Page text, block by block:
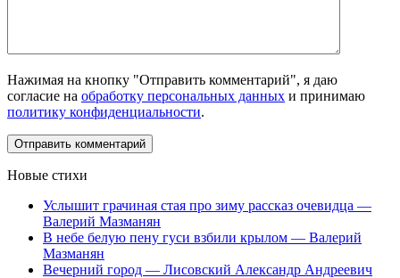
Нажимая на кнопку "Отправить комментарий", я даю
согласие на обработку персональных данных и принимаю
политику конфиденциальности.
Новые стихи
Услышит грачиная стая про зиму рассказ очевидца —
Валерий Мазманян
В небе белую пену гуси взбили крылом — Валерий
Мазманян
Вечерний город — Лисовский Александр Андреевич